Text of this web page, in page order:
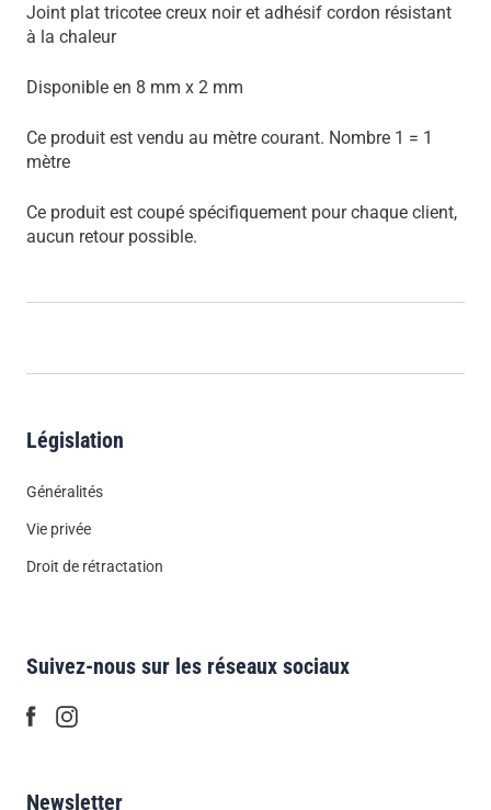
Joint plat tricotee creux noir et adhésif cordon résistant
à la chaleur
Disponible en 8 mm x 2 mm
Ce produit est vendu au mètre courant. Nombre 1 = 1
mètre
Ce produit est coupé spécifiquement pour chaque client,
aucun retour possible.
Législation
Généralités
Vie privée
Droit de rétractation
Suivez-nous sur les réseaux sociaux
Newsletter